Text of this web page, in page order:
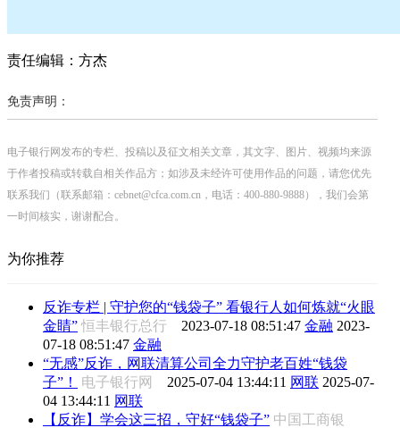
责任编辑：方杰
免责声明：
电子银行网发布的专栏、投稿以及征文相关文章，其文字、图片、视频均来源
于作者投稿或转载自相关作品方；如涉及未经许可使用作品的问题，请您优先
联系我们（联系邮箱：cebnet@cfca.com.cn，电话：400-880-9888），我们会第
一时间核实，谢谢配合。
为你推荐
反诈专栏 | 守护您的“钱袋子” 看银行人如何炼就“火眼
金睛” 恒丰银行总行 2023-07-18 08:51:47 金融 2023-
07-18 08:51:47 金融
“无感”反诈，网联清算公司全力守护老百姓“钱袋
子”！
电子银行网 2025-07-04 13:44:11 网联 2025-07-
04 13:44:11 网联
【反诈】学会这三招，守好“钱袋子” 中国工商银